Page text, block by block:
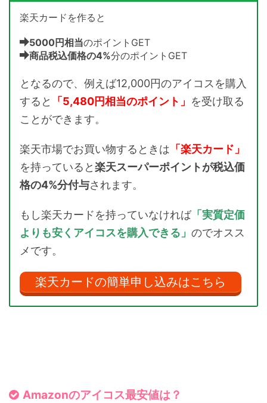
楽天カードを作ると
5000円相当のポイントGET
商品税込価格の4%分のポイントGET
となるので、例えば12,000円のアイコスを購入
すると
「5,480円相当のポイント」 を受け取る
ことができます。
楽天市場でお買い物するときは 「楽天カード」
を持っていると楽天スーパーポイントが税込価
格の4%分付与されます。
もし楽天カードを持っていなければ「実質定価
よりも安くアイコスを購入できる」 のでオスス
メです。
楽天カードの簡単申し込みはこちら
Amazonのアイコス最安値は？